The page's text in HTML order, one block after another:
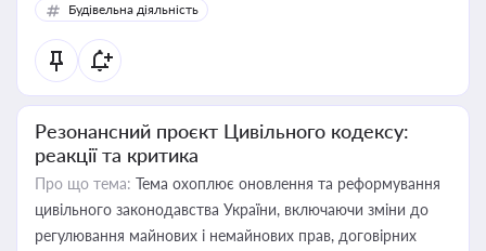
Будівельна діяльність
Резонансний проєкт Цивільного кодексу:
реакції та критика
Про що тема: Тема охоплює оновлення та реформування
цивільного законодавства України, включаючи зміни до
регулювання майнових і немайнових прав, договірних